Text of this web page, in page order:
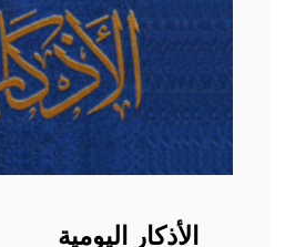
الأذكار اليومية